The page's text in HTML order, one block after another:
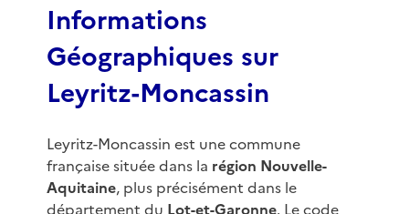
Informations
Géographiques sur
Leyritz-Moncassin
Leyritz-Moncassin est une commune
française située dans la région Nouvelle-
Aquitaine, plus précisément dans le